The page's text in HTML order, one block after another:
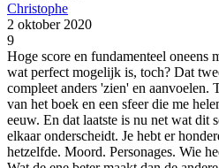
Christophe
2 oktober 2020
9
Hoge score en fundamenteel oneens
wat perfect mogelijk is, toch? Dat
compleet anders 'zien' en aanvoelen.
van het boek en een sfeer die me
eeuw. En dat laatste is nu net wat dit
elkaar onderscheidt. Je hebt er
hetzelfde. Moord. Personages. Wie